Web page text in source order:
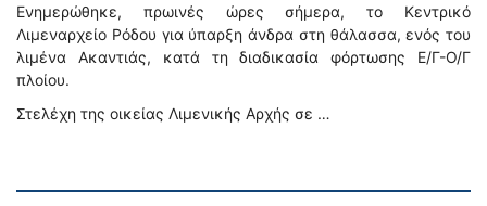
Ενημερώθηκε, πρωινές ώρες σήμερα, το Κεντρικό
Λιμεναρχείο Ρόδου για ύπαρξη άνδρα στη θάλασσα, ενός του
λιμένα Ακαντιάς, κατά τη διαδικασία φόρτωσης Ε/Γ-Ο/Γ
πλοίου.
Στελέχη της οικείας Λιμενικής Αρχής σε …